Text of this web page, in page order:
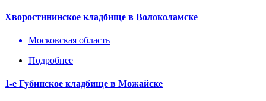
Хворостининское кладбище в Волоколамске
Московская область
Подробнее
1-е Губинское кладбище в Можайске